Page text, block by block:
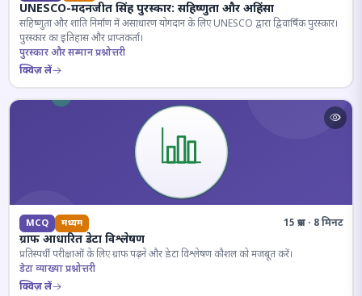
UNESCO-मदनजीत सिंह पुरस्कार: सहिष्णुता और अहिंसा
सहिष्णुता और शांति निर्माण में असाधारण योगदान के लिए UNESCO द्वारा द्विवार्षिक पुरस्कार।
पुरस्कार का इतिहास और प्राप्तकर्ता।
पुरस्कार और सम्मान प्रश्नोत्तरी
क्विज़ लें
MCQ मध्यम 15 प्रश्न · 8 मिनट
ग्राफ आधारित डेटा विश्लेषण
प्रतिस्पर्धी परीक्षाओं के लिए ग्राफ पढ़ने और डेटा विश्लेषण कौशल को मजबूत करें।
डेटा व्याख्या प्रश्नोत्तरी
क्विज़ लें